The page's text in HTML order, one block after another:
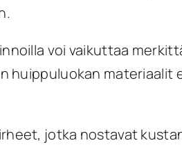
voi vaikuttaa
huippuluokan
jotka nostavat